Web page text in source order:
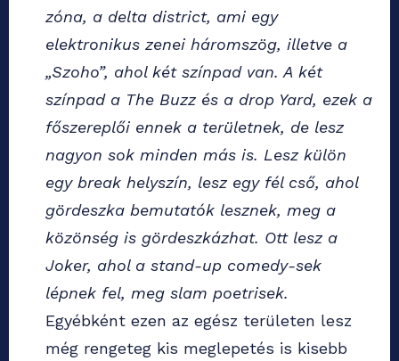
zóna, a delta district, ami egy
elektronikus zenei háromszög, illetve a
„Szoho”, ahol két színpad van. A két
színpad a The Buzz és a drop Yard, ezek a
főszereplői ennek a területnek, de lesz
nagyon sok minden más is. Lesz külön
egy break helyszín, lesz egy fél cső, ahol
gördeszka bemutatók lesznek, meg a
közönség is gördeszkázhat. Ott lesz a
Joker, ahol a stand-up comedy-sek
lépnek fel, meg slam poetrisek.
Egyébként ezen az egész területen lesz
még rengeteg kis meglepetés is kisebb